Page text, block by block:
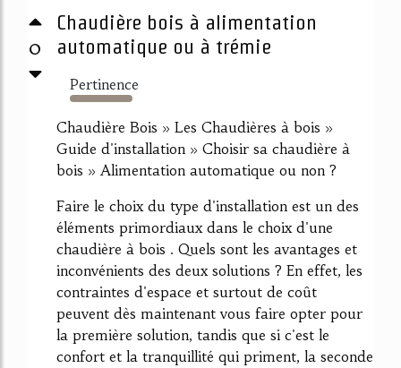
0
Chaudière bois à alimentation
automatique ou à trémie
Pertinence
506%
Chaudière Bois » Les Chaudières à bois »
Guide d'installation » Choisir sa chaudière à
bois » Alimentation automatique ou non ?
Faire le choix du type d'installation est un des
éléments primordiaux dans le choix d'une
chaudière à bois . Quels sont les avantages et
inconvénients des deux solutions ? En effet, les
contraintes d'espace et surtout de coût
peuvent dès maintenant vous faire opter pour
la première solution, tandis que si c'est le
confort et la tranquillité qui priment, la seconde